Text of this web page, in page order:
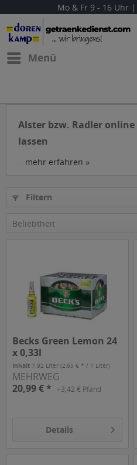
Mo & Fr 9 - 16 Uhr
Menü
Alster bzw. Radler
lassen
. mehr erfahren »
Filtern
Becks Green Lemon 24
x 0,33l
Inhalt7.92 Liter(2,65 € * / 1 Liter)
MEHRWEG
20,99 € *
+3,42 € Pfand
Details